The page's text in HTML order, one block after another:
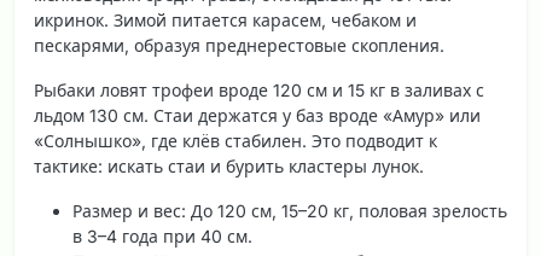
икринок. Зимой питается карасем, чебаком и
пескарями, образуя преднерестовые скопления.
Рыбаки ловят трофеи вроде 120 см и 15 кг в заливах с
льдом 130 см. Стаи держатся у баз вроде «Амур» или
«Солнышко», где клёв стабилен. Это подводит к
тактике: искать стаи и бурить кластеры лунок.
Размер и вес: До 120 см, 15–20 кг, половая зрелость
в 3–4 года при 40 см.